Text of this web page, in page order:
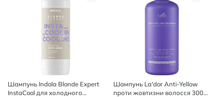
Шампунь Indola Blonde Expert
InstaCool для холодного
Шампунь La'dor Anti-Yellow
проти жовтизни волосся 300